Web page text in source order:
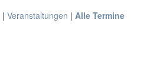
| Veranstaltungen | Alle Termine